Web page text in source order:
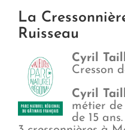
La
Ruisseau
Cyril
Cresson
Cyril
métier de
de 15